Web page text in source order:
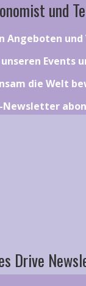
und
Angeboten
unseren
die Welt
Newsletter
Drive